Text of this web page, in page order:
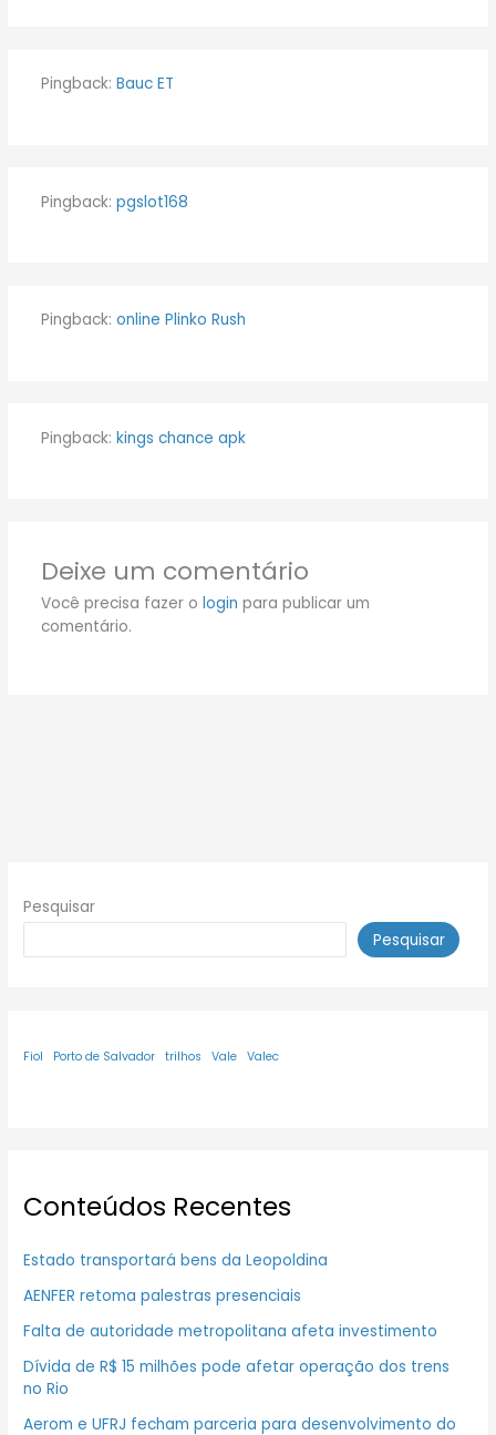
Pingback: Bauc ET
Pingback: pgslot168
Pingback: online Plinko Rush
Pingback: kings chance apk
Deixe um comentário
Você precisa fazer o login para publicar um
comentário.
Pesquisar
Pesquisar
Fiol Porto de Salvador trilhos Vale Valec
Conteúdos Recentes
Estado transportará bens da Leopoldina
AENFER retoma palestras presenciais
Falta de autoridade metropolitana afeta investimento
Dívida de R$ 15 milhões pode afetar operação dos trens
no Rio
Aerom e UFRJ fecham parceria para desenvolvimento do